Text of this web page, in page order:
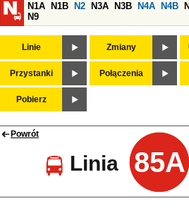
N1A
N1B N2 N3A N3B N4A N4B
N9
Linie Zmiany
Przystanki Połączenia
Pobierz
Powrót
Linia 85A